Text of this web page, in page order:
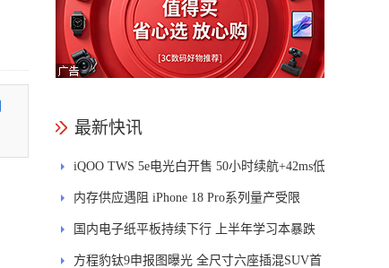
最新快讯
iQOO TWS 5e电光白开售 50小时续航+42ms低
延迟
内存供应遇阻 iPhone 18 Pro系列量产受限
国内电子纸平板持续下行 上半年学习本暴跌
84.6%
方程豹钛9申报图曝光 全尺寸六座插混SUV首